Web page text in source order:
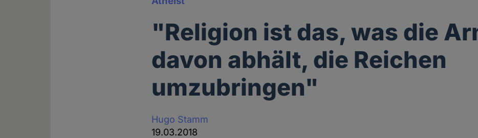
"Religion ist das, was die
davon abhält, die Reichen
umzubringen"
Hugo Stamm
19.03.2018